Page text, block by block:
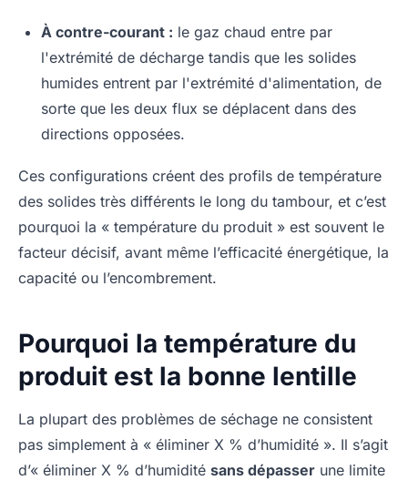
À contre-courant : le gaz chaud entre par
l'extrémité de décharge tandis que les solides
humides entrent par l'extrémité d'alimentation, de
sorte que les deux flux se déplacent dans des
directions opposées.
Ces configurations créent des profils de température
des solides très différents le long du tambour, et c’est
pourquoi la « température du produit » est souvent le
facteur décisif, avant même l’efficacité énergétique, la
capacité ou l’encombrement.
Pourquoi la température du
produit est la bonne lentille
La plupart des problèmes de séchage ne consistent
pas simplement à « éliminer X % d’humidité ». Il s’agit
d’« éliminer X % d’humidité sans dépasser une limite